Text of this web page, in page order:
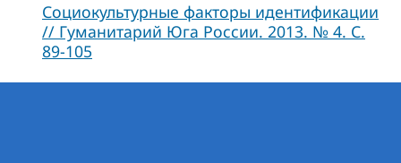
Социокультурные факторы идентификации
// Гуманитарий Юга России. 2013. № 4. С.
89-105